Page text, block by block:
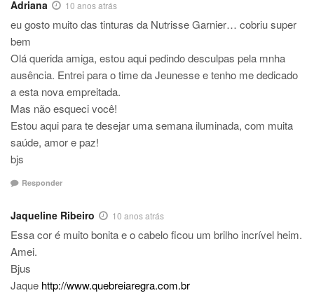
Adriana 10 anos atrás
eu gosto muito das tinturas da Nutrisse Garnier… cobriu super
bem
Olá querida amiga, estou aqui pedindo desculpas pela mnha
ausência. Entrei para o time da Jeunesse e tenho me dedicado
a esta nova empreitada.
Mas não esqueci você!
Estou aqui para te desejar uma semana iluminada, com muita
saúde, amor e paz!
bjs
Responder
Jaqueline Ribeiro 10 anos atrás
Essa cor é muito bonita e o cabelo ficou um brilho incrível heim.
Amei.
Bjus
Jaque http://www.quebreiaregra.com.br